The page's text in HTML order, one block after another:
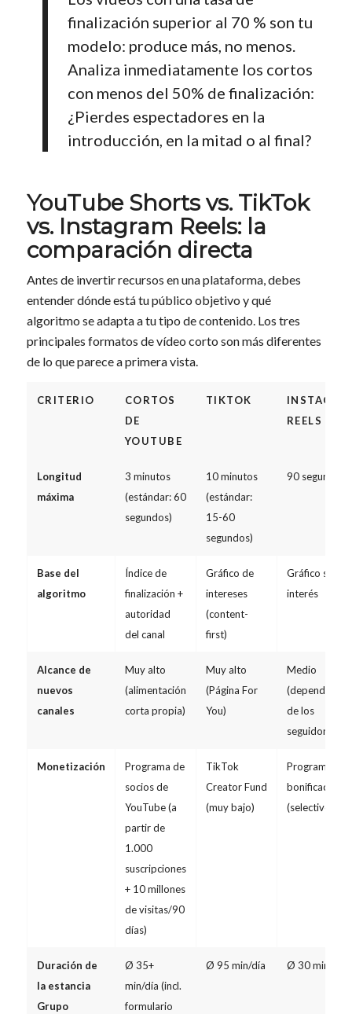
finalización superior al 70 % son tu
modelo: produce más, no menos.
Analiza inmediatamente los cortos
con menos del 50% de finalización:
¿Pierdes espectadores en la
introducción, en la mitad o al final?
YouTube Shorts vs. TikTok
vs. Instagram Reels: la
comparación directa
Antes de invertir recursos en una plataforma, debes
entender dónde está tu público objetivo y qué
algoritmo se adapta a tu tipo de contenido. Los tres
principales formatos de vídeo corto son más diferentes
de lo que parece a primera vista.
CRITERIO
CORTOS
DE
YOUTUBE
TIKTOK
REELS
Longitud
máxima
3 minutos
(estándar: 60
segundos)
10 minutos
(estándar:
15-60
segundos)
90 segundos
Base del
algoritmo
Índice de
finalización +
autoridad
del canal
Gráfico de
intereses
(content-
first)
Gráfico social
interés
Alcance de
nuevos
canales
Muy alto
(alimentación
corta propia)
Muy alto
(Página For
You)
Medio
(dependencia
de los
seguidores)
Monetización
Programa de
socios de
YouTube (a
partir de
1.000
suscripciones
+ 10 millones
de visitas/90
días)
TikTok
Creator Fund
(muy bajo)
Programas de
bonificación
(selectivos)
Duración de
la estancia
Grupo
Ø 35+
min/día (incl.
formulario
Ø 95 min/día Ø 30 min/día